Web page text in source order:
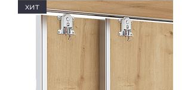
хит